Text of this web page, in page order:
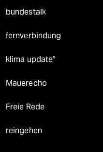
bundestalk
fernverbindung
klima update°
Mauerecho
Freie Rede
reingehen